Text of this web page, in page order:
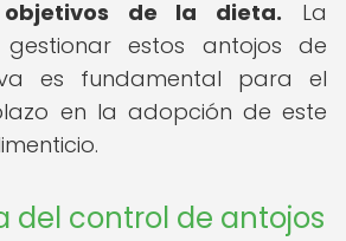
de la dieta. La
estos antojos de
es fundamental para el
en la adopción de este
del control de antojos